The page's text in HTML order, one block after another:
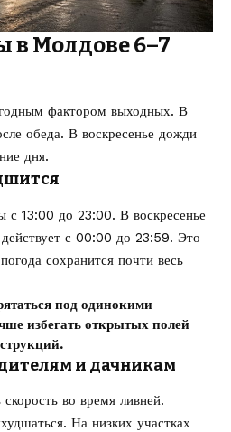
в Молдове 6–7
фактором выходных. В
обеда. В воскресенье дожди
дня.
с 13:00 до 23:00. В воскресенье
с 00:00 до 23:59. Это
сохранится почти весь
под одинокими
избегать открытых полей
и дачникам
во время ливней.
На низких участках